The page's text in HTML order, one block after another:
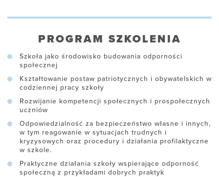
PROGRAM SZKOLENIA
Szkoła jako środowisko budowania odporności
społecznej
Kształtowanie postaw patriotycznych i obywatelskich w
codziennej pracy szkoły
Rozwijanie kompetencji społecznych i prospołecznych
uczniów
Odpowiedzialność za bezpieczeństwo własne i innych,
w tym reagowanie w sytuacjach trudnych i
kryzysowych oraz procedury i działania profilaktyczne
w szkole.
Praktyczne działania szkoły wspierające odporność
społeczną z przykładami dobrych praktyk